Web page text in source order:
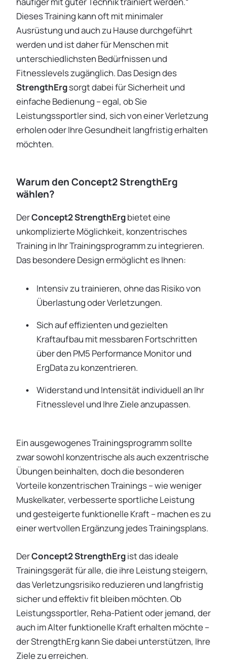
Dieses Training kann oft mit minimaler
Ausrüstung und auch zu Hause durchgeführt
werden und ist daher für Menschen mit
unterschiedlichsten Bedürfnissen und
Fitnesslevels zugänglich. Das Design des
StrengthErgsorgt dabei für Sicherheit und
einfache Bedienung – egal, ob Sie
Leistungssportler sind, sich von einer Verletzung
erholen oder Ihre Gesundheit langfristig erhalten
möchten.
Warum den Concept2 StrengthErg
wählen?
DerConcept2 StrengthErgbietet eine
unkomplizierte Möglichkeit, konzentrisches
Training in Ihr Trainingsprogramm zu integrieren.
Das besondere Design ermöglicht es Ihnen:
Intensiv zu trainieren, ohne das Risiko von
Überlastung oder Verletzungen.
Sich auf effizienten und gezielten
Kraftaufbau mit messbaren Fortschritten
über den PM5 Performance Monitor und
ErgData zu konzentrieren.
Widerstand und Intensität individuell an Ihr
Fitnesslevel und Ihre Ziele anzupassen.
Ein ausgewogenes Trainingsprogramm sollte
zwar sowohl konzentrische als auch exzentrische
Übungen beinhalten, doch die besonderen
Vorteile konzentrischen Trainings – wie weniger
Muskelkater, verbesserte sportliche Leistung
und gesteigerte funktionelle Kraft – machen es zu
einer wertvollen Ergänzung jedes Trainingsplans.
DerConcept2 StrengthErgist das ideale
Trainingsgerät für alle, die ihre Leistung steigern,
das Verletzungsrisiko reduzieren und langfristig
sicher und effektiv fit bleiben möchten. Ob
Leistungssportler, Reha-Patient oder jemand, der
auch im Alter funktionelle Kraft erhalten möchte –
der StrengthErg kann Sie dabei unterstützen, Ihre
Ziele zu erreichen.